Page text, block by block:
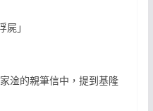
」
淦的親筆信中，提到基隆